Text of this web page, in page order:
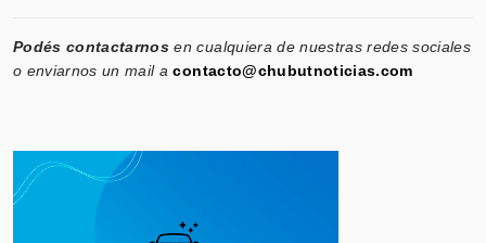
Podés contactarnos en cualquiera de nuestras redes sociales
o enviarnos un mail acontacto@chubutnoticias.com